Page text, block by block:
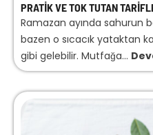
PRATIK VE TOK TUTAN
Ramazan ayında sahurun
bazen o sıcacık yataktan
gibi gelebilir. Mutfağa...